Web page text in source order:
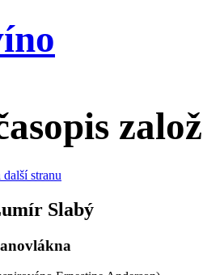
další stranu
Slabý